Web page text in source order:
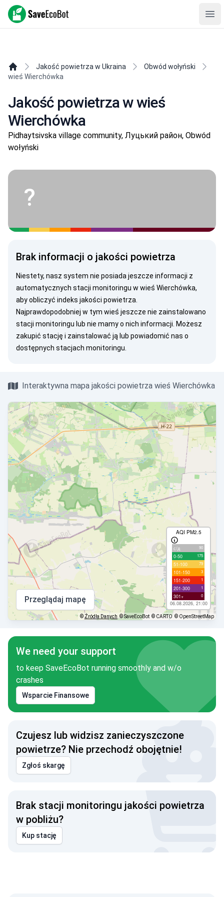
SaveEcoBot
Jakość powietrza w Ukraina
Obwód wołyński
wieś Wierchówka
Jakość powietrza w wieś
Wierchówka
Pidhaytsivska village community, Луцький район, Obwód
wołyński
?
Brak informacji o jakości powietrza
Niestety, nasz system nie posiada jeszcze informacji z
automatycznych stacji monitoringu w wieś Wierchówka,
aby obliczyć indeks jakości powietrza.
Najprawdopodobniej w tym wieś jeszcze nie zainstalowano
stacji monitoringu lub nie mamy o nich informacji. Możesz
zakupić stację i zainstalować ją lub powiadomić nas o
dostępnych stacjach monitoringu.
Interaktywna mapa jakości powietrza wieś Wierchówka
AQI PM2.5
с/д 90
0-50 175
51-100 79
101-150 3
151-200 1
201-300 1
301+ 0
06.08.2026, 21:00
Przeglądaj mapę
©Źródła Danych © SaveEcoBot © CARTO © OpenStreetMap
We need your support
to keep SaveEcoBot running smoothly and w/o
crashes
Wsparcie Finansowe
Czujesz lub widzisz zanieczyszczone
powietrze? Nie przechodź obojętnie!
Zgłoś skargę
Brak stacji monitoringu jakości powietrza
w pobliżu?
Kup stację